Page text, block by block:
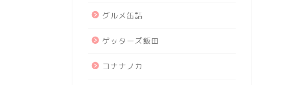
グルメ缶詰
ゲッターズ飯田
コナナノカ